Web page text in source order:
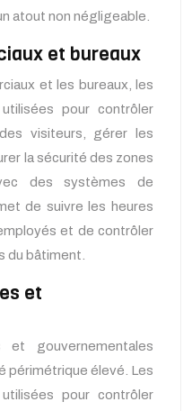
atout non négligeable.
et bureaux
et les bureaux, les
pour contrôler
visiteurs, gérer les
la sécurité des zones
des systèmes de
de suivre les heures
et de contrôler
du bâtiment.
et
et gouvernementales
périmétrique élevé. Les
pour contrôler